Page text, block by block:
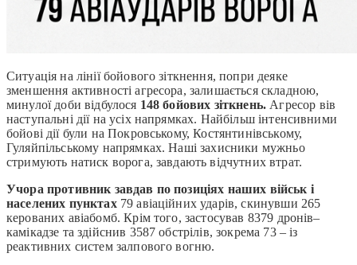
Ситуація на лінії бойового зіткнення, попри деяке
зменшення активності агресора, залишається складною,
минулої доби відбулося 148 бойових зіткнень. Агресор вів
наступальні дії на усіх напрямках. Найбільш інтенсивними
бойові дії були на Покровському, Костянтинівському,
Гуляйпільському напрямках. Наші захисники мужньо
стримують натиск ворога, завдають відчутних втрат.
Учора противник завдав по позиціях наших військ і
населених пунктах 79 авіаційних ударів, скинувши 265
керованих авіабомб. Крім того, застосував 8379 дронів–
камікадзе та здійснив 3587 обстрілів, зокрема 73 – із
реактивних систем залпового вогню.